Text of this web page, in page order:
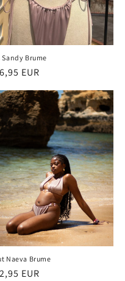
Sandy Brume
EUR
Naeva Brume
EUR